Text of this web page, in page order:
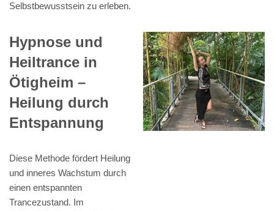
Selbstbewusstsein zu erleben.
Hypnose und
Heiltrance in
Ötigheim –
Heilung durch
Entspannung
Diese Methode fördert Heilung
und inneres Wachstum durch
einen entspannten
Trancezustand. Im